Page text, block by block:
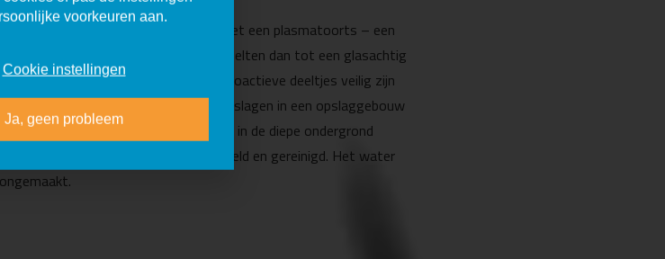
en middelradioactief afval tegelijk met een plasmatoorts – een
brandbare stoffen (metaal, steen) smelten dan tot een glasachtig
een stevig blok waarin alle radioactieve deeltjes veilig zijn
wordt in een vat geplaatst en opgeslagen in een opslaggebouw
: voor vele duizenden jaren wordt het in de diepe ondergrond
ontstaat rookgas, dat wordt gekoeld en gereinigd. Het water
voorkeuren aan.
Cookie instellingen
Ja, geen probleem